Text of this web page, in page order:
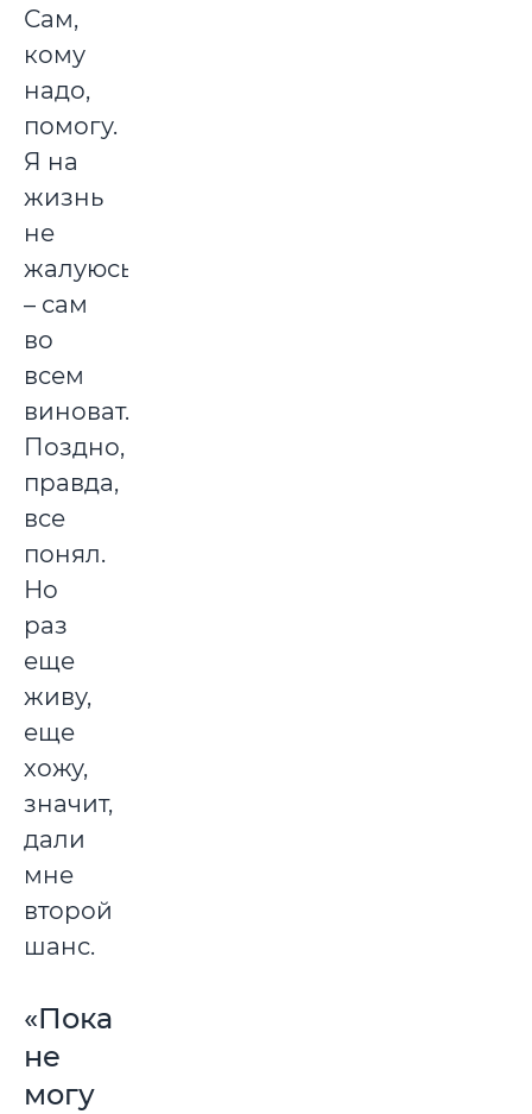
Сам,
кому
надо,
помогу.
Я на
жизнь
не
жалуюсь
– сам
во
всем
виноват.
Поздно,
правда,
все
понял.
Но
раз
еще
живу,
еще
хожу,
значит,
дали
мне
второй
шанс.
«Пока
не
могу